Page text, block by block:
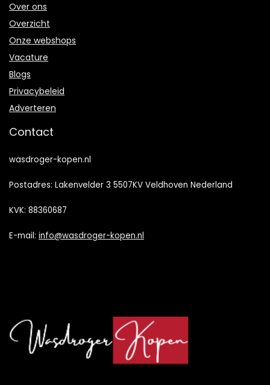
Over ons
Overzicht
Onze webshops
Vacature
Blogs
Privacybeleid
Adverteren
Contact
wasdroger-kopen.nl
Postadres: Lakenvelder 3 5507KV Veldhoven Nederland
KVK: 88360687
E-mail: info@wasdroger-kopen.nl